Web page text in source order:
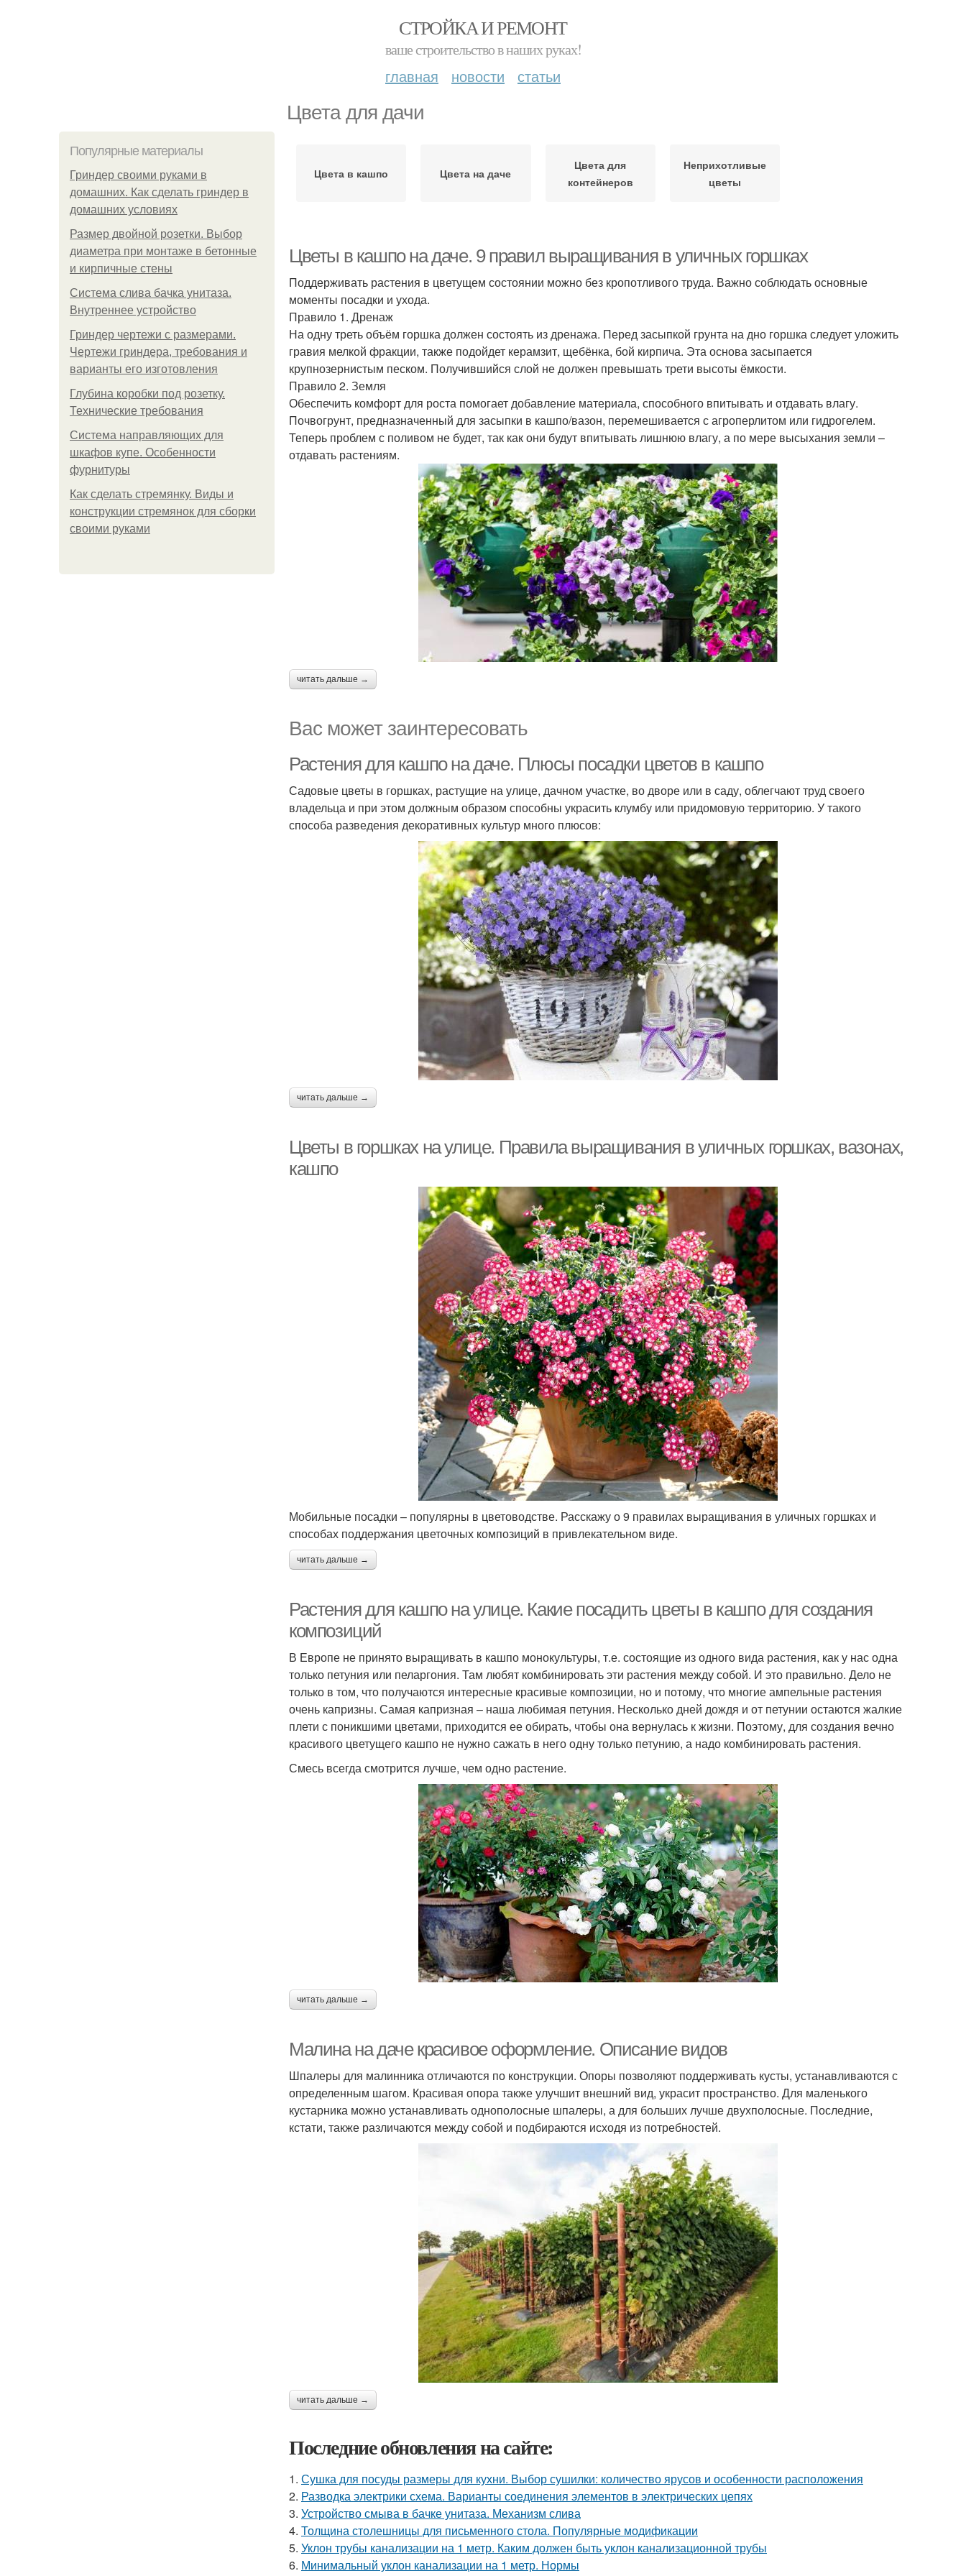
СТРОЙКА И РЕМОНТ
ваше строительство в наших руках!
главная новости статьи
Цвета для дачи
Популярные материалы
Гриндер своими руками в
домашних. Как сделать гриндер в
домашних условиях
Размер двойной розетки. Выбор
диаметра при монтаже в бетонные
и кирпичные стены
Система слива бачка унитаза.
Внутреннее устройство
Гриндер чертежи с размерами.
Чертежи гриндера, требования и
варианты его изготовления
Глубина коробки под розетку.
Технические требования
Система направляющих для
шкафов купе. Особенности
фурнитуры
Как сделать стремянку. Виды и
конструкции стремянок для сборки
своими руками
Цвета в кашпо Цвета на даче
Цвета для
контейнеров
Неприхотливые
цветы
Цветы в кашпо на даче. 9 правил выращивания в уличных горшках
Поддерживать растения в цветущем состоянии можно без кропотливого труда. Важно соблюдать основные
моменты посадки и ухода.
Правило 1. Дренаж
На одну треть объём горшка должен состоять из дренажа. Перед засыпкой грунта на дно горшка следует уложить
гравия мелкой фракции, также подойдет керамзит, щебёнка, бой кирпича. Эта основа засыпается
крупнозернистым песком. Получившийся слой не должен превышать трети высоты ёмкости.
Правило 2. Земля
Обеспечить комфорт для роста помогает добавление материала, способного впитывать и отдавать влагу.
Почвогрунт, предназначенный для засыпки в кашпо/вазон, перемешивается с агроперлитом или гидрогелем.
Теперь проблем с поливом не будет, так как они будут впитывать лишнюю влагу, а по мере высыхания земли –
отдавать растениям.
читать дальше →
Вас может заинтересовать
Растения для кашпо на даче. Плюсы посадки цветов в кашпо
Садовые цветы в горшках, растущие на улице, дачном участке, во дворе или в саду, облегчают труд своего
владельца и при этом должным образом способны украсить клумбу или придомовую территорию. У такого
способа разведения декоративных культур много плюсов:
читать дальше →
Цветы в горшках на улице. Правила выращивания в уличных горшках, вазонах,
кашпо
Мобильные посадки – популярны в цветоводстве. Расскажу о 9 правилах выращивания в уличных горшках и
способах поддержания цветочных композиций в привлекательном виде.
читать дальше →
Растения для кашпо на улице. Какие посадить цветы в кашпо для создания
композиций
В Европе не принято выращивать в кашпо монокультуры, т.е. состоящие из одного вида растения, как у нас одна
только петуния или пеларгония. Там любят комбинировать эти растения между собой. И это правильно. Дело не
только в том, что получаются интересные красивые композиции, но и потому, что многие ампельные растения
очень капризны. Самая капризная – наша любимая петуния. Несколько дней дождя и от петунии остаются жалкие
плети с поникшими цветами, приходится ее обирать, чтобы она вернулась к жизни. Поэтому, для создания вечно
красивого цветущего кашпо не нужно сажать в него одну только петунию, а надо комбинировать растения.
Смесь всегда смотрится лучше, чем одно растение.
читать дальше →
Малина на даче красивое оформление. Описание видов
Шпалеры для малинника отличаются по конструкции. Опоры позволяют поддерживать кусты, устанавливаются с
определенным шагом. Красивая опора также улучшит внешний вид, украсит пространство. Для маленького
кустарника можно устанавливать однополосные шпалеры, а для больших лучше двухполосные. Последние,
кстати, также различаются между собой и подбираются исходя из потребностей.
читать дальше →
Последние обновления на сайте:
1. Сушка для посуды размеры для кухни. Выбор сушилки: количество ярусов и особенности расположения
2. Разводка электрики схема. Варианты соединения элементов в электрических цепях
3. Устройство смыва в бачке унитаза. Механизм слива
4. Толщина столешницы для письменного стола. Популярные модификации
5. Уклон трубы канализации на 1 метр. Каким должен быть уклон канализационной трубы
6. Минимальный уклон канализации на 1 метр. Нормы